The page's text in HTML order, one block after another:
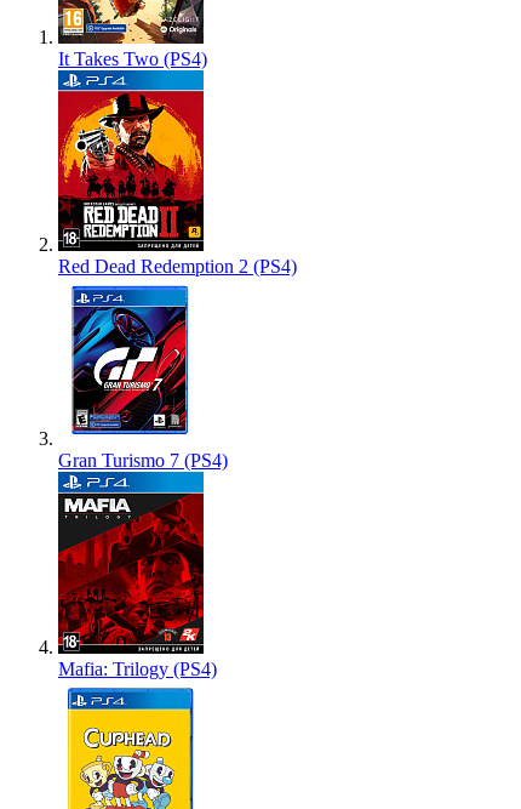
It Takes Two (PS4)
Red Dead Redemption 2 (PS4)
Gran Turismo 7 (PS4)
Mafia: Trilogy (PS4)